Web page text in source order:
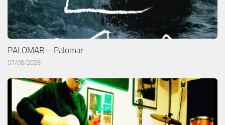
PALOMAR – Palomar
07/08/2026